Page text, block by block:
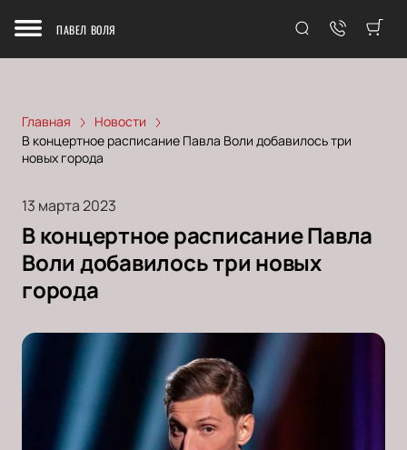
ПАВЕЛ ВОЛЯ
Главная
Новости
В концертное расписание Павла Воли добавилось три
новых города
13 марта 2023
В концертное расписание Павла
Воли добавилось три новых
города